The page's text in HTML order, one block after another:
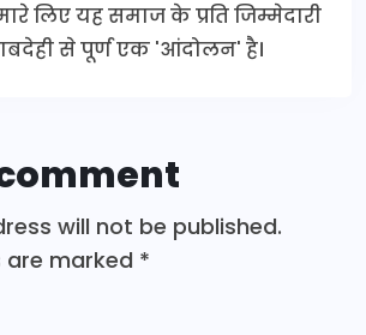
लिए यह समाज के प्रति जिम्मेदारी
से पूर्ण एक 'आंदोलन' है।
will not be published.
are marked *